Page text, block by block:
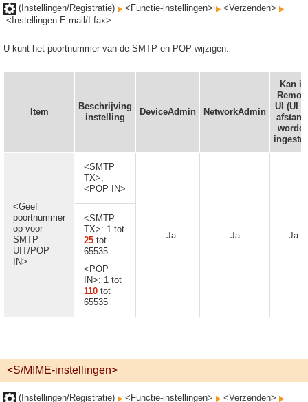
(Instellingen/Registratie) <Functie-instellingen>
<Verzenden>
<Instellingen E-mail/I-fax>
U kunt het poortnummer van de SMTP en POP wijzigen.
Item
Beschrijving
instelling
DeviceAdmin NetworkAdmin
Kan in
UI (UI
<Geef
poortnummer
op voor
SMTP
UIT/POP
IN>
<SMTP
TX>,
<POP IN>
Ja Ja Ja
<SMTP
TX>: 1 tot
25 tot
65535
<POP
IN>: 1 tot
110 tot
65535
<S/MIME-instellingen>
(Instellingen/Registratie) <Functie-instellingen>
<Verzenden>